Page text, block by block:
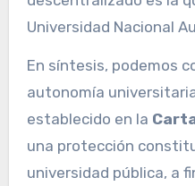
Universidad Nacional
En síntesis, podemos
autonomía
establecido en la
una protección
universidad pública, a